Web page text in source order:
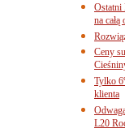
Ostatni
na
Ceny
Tylko
klienta
L20